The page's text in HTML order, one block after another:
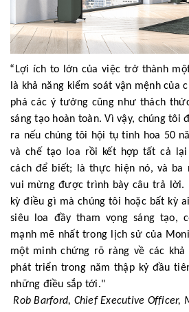
“Lợi ích to lớn của việc trở thành
là khả năng kiểm soát vận mệnh của
phá các ý tưởng cũng như thách
sáng tạo hoàn toàn. Vì vậy, chúng tôi
ra nếu chúng tôi hội tụ tinh hoa 50
và chế tạo loa rồi kết hợp tất cả
cách để biết; là thực hiện nó, và ba
vui mừng được trình bày câu trả lời.
kỳ điều gì mà chúng tôi hoặc bất kỳ
siêu loa đầy tham vọng sáng tạo,
mạnh mẽ nhất trong lịch sử của
một minh chứng rõ ràng về các
phát triển trong năm thập kỷ đầu
những điều sắp tới."
Rob Barford, Chief Executive Officer,